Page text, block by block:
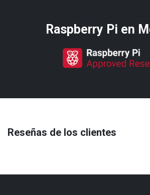
Raspberry Pi​ en
Reseñas de los clientes